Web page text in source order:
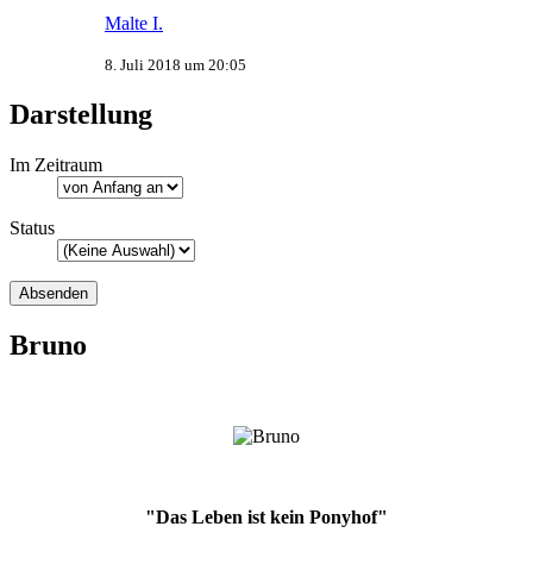
Malte I.
8. Juli 2018 um 20:05
Darstellung
Im Zeitraum
Status
Bruno
"Das Leben ist kein Ponyhof"